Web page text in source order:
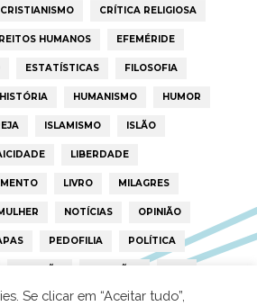
CRISTIANISMO CRÍTICA RELIGIOSA
HUMANOS EFEMÉRIDE
ESTATÍSTICAS FILOSOFIA
HISTÓRIA HUMANISMO HUMOR
ISLAMISMO ISLÃO
LIBERDADE
LIVRO MILAGRES
NOTÍCIAS OPINIÃO
PEDOFILIA POLÍTICA
RELIGIÃO RELIGIÕES RTP
Se clicar em “Aceitar tudo”,